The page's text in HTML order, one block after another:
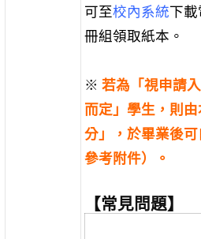
可至校內系統下
冊組領取紙本。
※ 若為「視申請
而定」學生，則
分」，於畢業後
參考附件）。
【常見問題】